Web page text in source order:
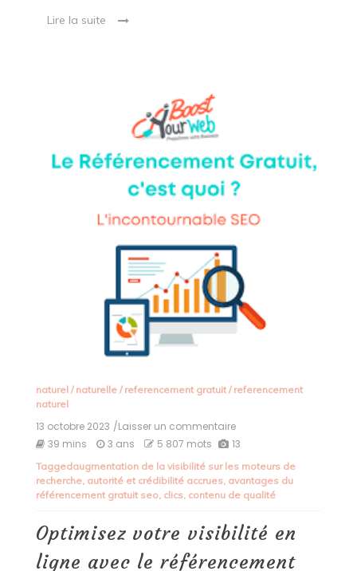
Lire la suite
naturel/ naturelle/ referencement gratuit/ referencement
naturel
13 octobre 2023 /Laisser un commentaireon
Optimisez
visibilité
en
ligne
le
référencement
gratuit
39 mins 3 ans 5 807 mots 13
Taggedaugmentation de la visibilité sur les moteurs de
recherche, autorité et crédibilité accrues, avantages du
référencement gratuit seo, clics, contenu de qualité
Optimisez votre visibilité en
ligne avec le référencement